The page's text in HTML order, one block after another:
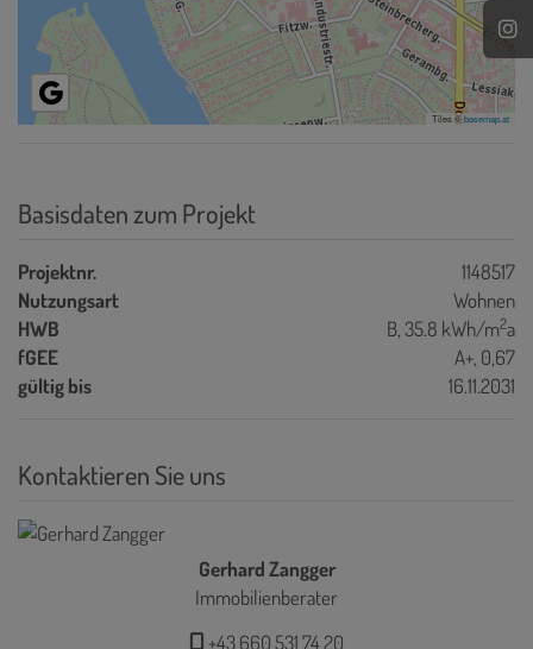
Tiles ©basemap.at
Basisdaten zum Projekt
Projektnr.
1148517
Nutzungsart
Wohnen
HWB
B, 35.8 kWh/m2a
fGEE
A+, 0,67
gültig bis
16.11.2031
Kontaktieren Sie uns
Gerhard Zangger
Immobilienberater
+43 660 531 74 20